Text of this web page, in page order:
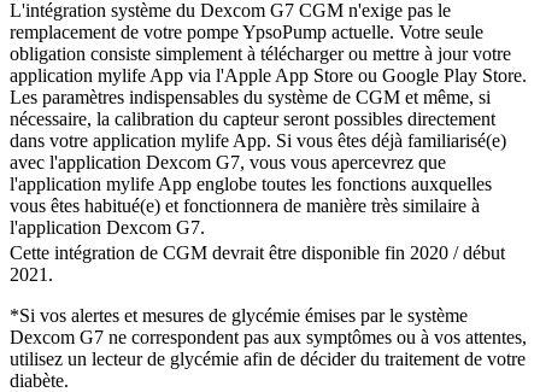
L'intégration système du Dexcom G7 CGM n'exige pas le
remplacement de votre pompe YpsoPump actuelle. Votre seule
obligation consiste simplement à télécharger ou mettre à jour votre
application mylife App via l'Apple App Store ou Google Play Store.
Les paramètres indispensables du système de CGM et même, si
nécessaire, la calibration du capteur seront possibles directement
dans votre application mylife App. Si vous êtes déjà familiarisé(e)
avec l'application Dexcom G7, vous vous apercevrez que
l'application mylife App englobe toutes les fonctions auxquelles
vous êtes habitué(e) et fonctionnera de manière très similaire à
l'application Dexcom G7.
Cette intégration de CGM devrait être disponible fin 2020 / début
2021.
*Si vos alertes et mesures de glycémie émises par le système
Dexcom G7 ne correspondent pas aux symptômes ou à vos attentes,
utilisez un lecteur de glycémie afin de décider du traitement de votre
diabète.